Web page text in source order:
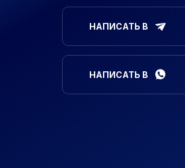
НАПИСАТЬ В
НАПИСАТЬ В